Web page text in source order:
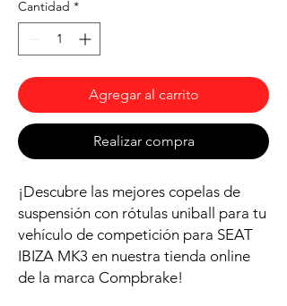
Cantidad *
Agregar al carrito
Realizar compra
¡Descubre las mejores copelas de
suspensión con rótulas uniball para tu
vehículo de competición para SEAT
IBIZA MK3 en nuestra tienda online
de la marca Compbrake!